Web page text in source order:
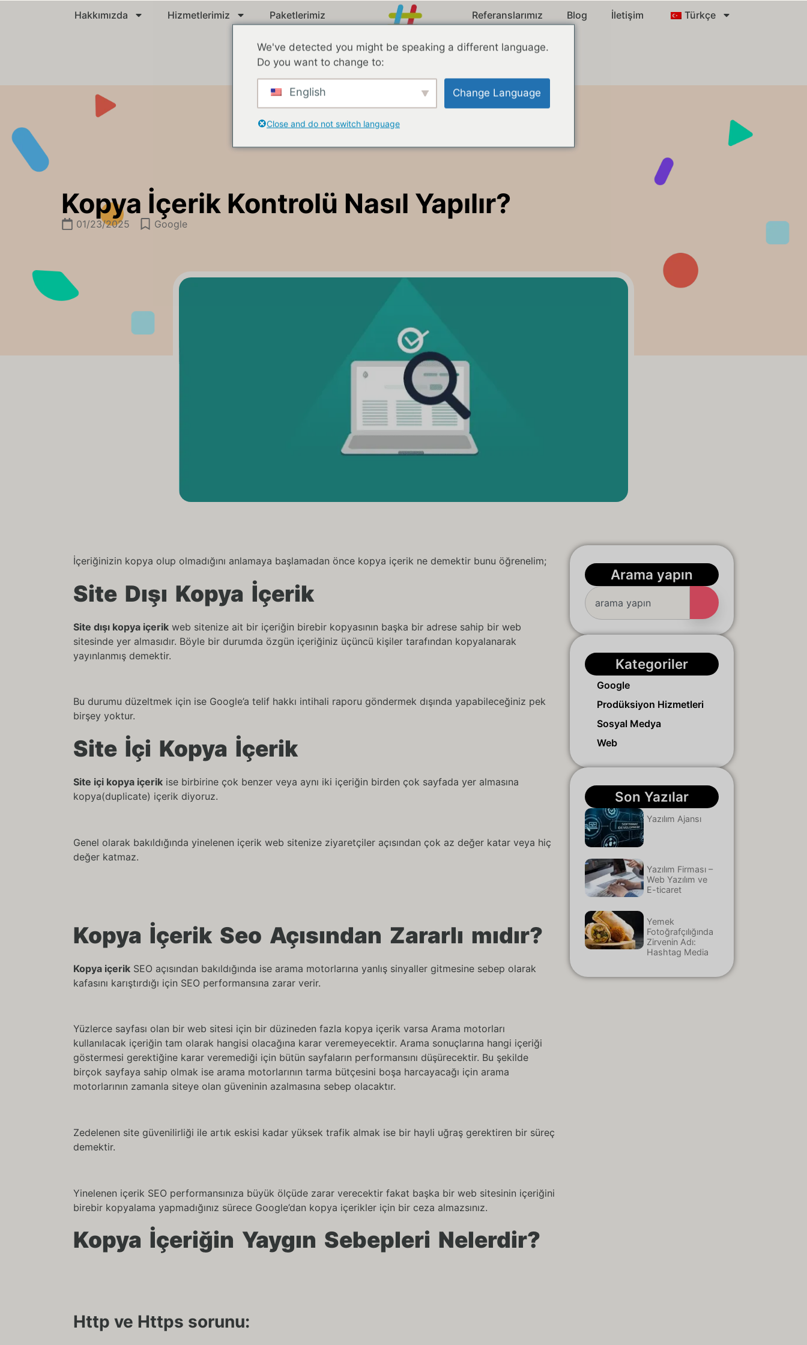
Hakkımızda Hizmetlerimiz Paketlerimiz Referanslarımız Blog İletişim Türkçe
Kopya İçerik Kontrolü Nasıl Yapılır?
01/23/2025 Google
İçeriğinizin kopya olup olmadığını anlamaya başlamadan önce kopya içerik ne demektir bunu öğrenelim;
Site Dışı Kopya İçerik
Site dışı kopya içerik web sitenize ait bir içeriğin birebir kopyasının başka bir adrese sahip bir web
sitesinde yer almasıdır. Böyle bir durumda özgün içeriğiniz üçüncü kişiler tarafından kopyalanarak
yayınlanmış demektir.
Bu durumu düzeltmek için ise Google’a telif hakkı intihali raporu göndermek dışında yapabileceğiniz pek
birşey yoktur.
Site İçi Kopya İçerik
Site içi kopya içerik ise birbirine çok benzer veya aynı iki içeriğin birden çok sayfada yer almasına
kopya(duplicate) içerik diyoruz.
Genel olarak bakıldığında yinelenen içerik web sitenize ziyaretçiler açısından çok az değer katar veya hiç
değer katmaz.
Kopya İçerik Seo Açısından Zararlı mıdır?
Kopya içerik SEO açısından bakıldığında ise arama motorlarına yanlış sinyaller gitmesine sebep olarak
kafasını karıştırdığı için SEO performansına zarar verir.
Yüzlerce sayfası olan bir web sitesi için bir düzineden fazla kopya içerik varsa Arama motorları
kullanılacak içeriğin tam olarak hangisi olacağına karar veremeyecektir. Arama sonuçlarına hangi içeriği
göstermesi gerektiğine karar veremediği için bütün sayfaların performansını düşürecektir. Bu şekilde
birçok sayfaya sahip olmak ise arama motorlarının tarma bütçesini boşa harcayacağı için arama
motorlarının zamanla siteye olan güveninin azalmasına sebep olacaktır.
Zedelenen site güvenilirliği ile artık eskisi kadar yüksek trafik almak ise bir hayli uğraş gerektiren bir süreç
demektir.
Yinelenen içerik SEO performansınıza büyük ölçüde zarar verecektir fakat başka bir web sitesinin içeriğini
birebir kopyalama yapmadığınız sürece Google’dan kopya içerikler için bir ceza almazsınız.
Kopya İçeriğin Yaygın Sebepleri Nelerdir?
Http ve Https sorunu:
Arama yapın
Kategoriler
Google
Prodüksiyon Hizmetleri
Sosyal Medya
Web
Son Yazılar
Yazılım Ajansı
Yazılım Firması –
Web Yazılım ve
E-ticaret
Yemek
Fotoğrafçılığında
Zirvenin Adı:
Hashtag Media
We've detected you might be speaking a different language.
Do you want to change to:
English Change Language
Close and do not switch language